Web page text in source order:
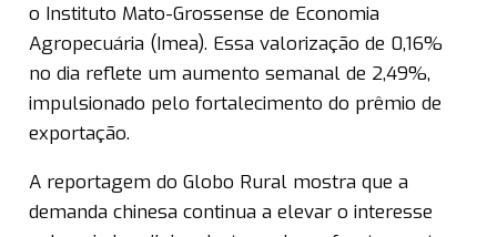
o Instituto Mato-Grossense de Economia
Agropecuária (Imea). Essa valorização de 0,16%
no dia reflete um aumento semanal de 2,49%,
impulsionado pelo fortalecimento do prêmio de
exportação.
A reportagem do Globo Rural mostra que a
demanda chinesa continua a elevar o interesse